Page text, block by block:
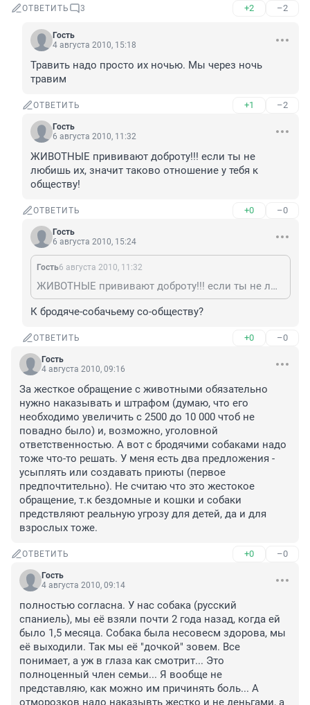
ОТВЕТИТЬ 3 +2 –2
Гость
4 августа 2010, 15:18
Травить надо просто их ночью. Мы через ночь
травим
ОТВЕТИТЬ +1 –2
Гость
6 августа 2010, 11:32
ЖИВОТНЫЕ прививают доброту!!! если ты не
любишь их, значит таково отношение у тебя к
обществу!
ОТВЕТИТЬ +0 –0
Гость
6 августа 2010, 15:24
Гость6 августа 2010, 11:32
ЖИВОТНЫЕ прививают доброту!!! если ты не любишь их, значит таково отношение у тебя к обществу!
К бродяче-собачьему со-обществу?
ОТВЕТИТЬ +0 –0
Гость
4 августа 2010, 09:16
За жесткое обращение с животными обязательно
нужно наказывать и штрафом (думаю, что его
необходимо увеличить с 2500 до 10 000 чтоб не
повадно было) и, возможно, уголовной
ответственностью. А вот с бродячими собаками надо
тоже что-то решать. У меня есть два предложения -
усыплять или создавать приюты (первое
предпочтительно). Не считаю что это жестокое
обращение, т.к бездомные и кошки и собаки
предствляют реальную угрозу для детей, да и для
взрослых тоже.
ОТВЕТИТЬ +0 –0
Гость
4 августа 2010, 09:14
полностью согласна. У нас собака (русский
спаниель), мы её взяли почти 2 года назад, когда ей
было 1,5 месяца. Собака была несовесм здорова, мы
её выходили. Так мы её "дочкой" зовем. Все
понимает, а уж в глаза как смотрит... Это
полноценный член семьи... Я вообще не
представляю, как можно им причинять боль... А
отморозков надо наказывть жестко и не деньгами, а